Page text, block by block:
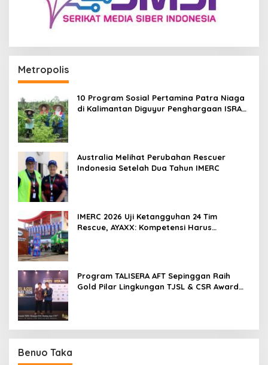
Metropolis
10 Program Sosial Pertamina Patra Niaga
di Kalimantan Diguyur Penghargaan ISRA
Australia Melihat Perubahan Rescuer
Indonesia Setelah Dua Tahun IMERC
IMERC 2026 Uji Ketangguhan 24 Tim
Rescue, AYAXX: Kompetensi Harus
Program TALISERA AFT Sepinggan Raih
Gold Pilar Lingkungan TJSL & CSR Award
Benuo Taka